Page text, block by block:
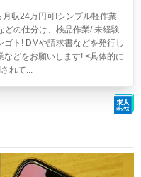
月収24万円可!シンプル軽作業
の仕分け、検品作業/ 未経験
ト! DMや請求書などを発行し
どをお願いします! <具体的に
れて...